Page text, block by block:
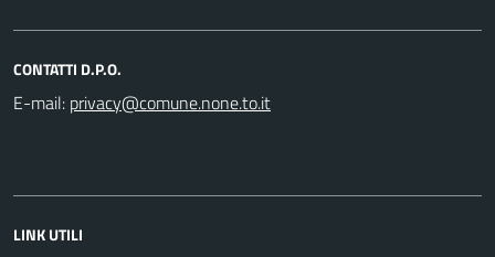
CONTATTI D.P.O.
E-mail:
LINK UTILI